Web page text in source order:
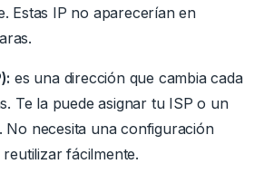
Estas IP no aparecerían en
es una dirección que cambia cada
Te la puede asignar tu ISP o un
No necesita una configuración
fácilmente.